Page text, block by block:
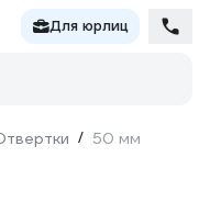
Для юрлиц
/ 50 мм